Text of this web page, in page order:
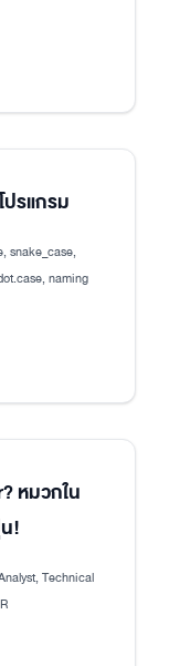
รแกรม
snake_case,
naming
หมวกใน
!
Technical